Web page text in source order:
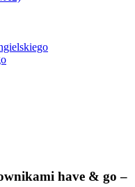
have & go –